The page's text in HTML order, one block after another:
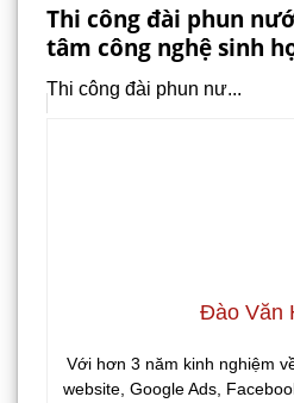
Thi công đài phun
tâm công nghệ sinh
Thi công đài phun nư...
Đào Văn
Với hơn 3 năm kinh nghiệm
website, Google Ads,